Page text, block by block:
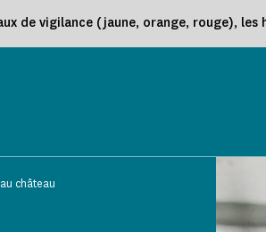
de vigilance (jaune, orange, rouge),
château